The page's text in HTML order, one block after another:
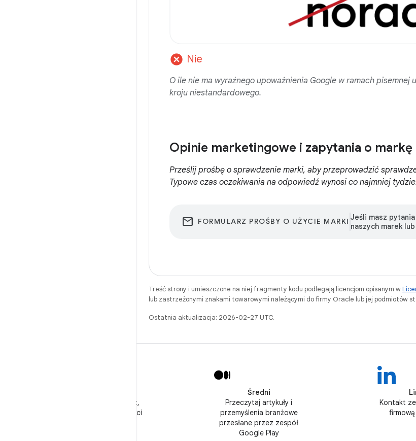
cancel Nie
O ile nie ma wyraźnego upoważnienia Google w ramach pisemnej
kroju niestandardowego.
Opinie marketingowe i zapytania o markę
Prześlij prośbę o sprawdzenie marki, aby przeprowadzić
Typowe czas oczekiwania na odpowiedź wynosi co najmniej
email FORMULARZ PROŚBY O UŻYCIE MARKI Jeśli masz
naszych marek
Treść strony i umieszczone na niej fragmenty kodu podlegają licencjom opisanym w
lub zastrzeżonymi znakami towarowymi należącymi do firmy Oracle lub jej podmiotów
Ostatnia aktualizacja: 2026-02-27 UTC.
Obserwuj @GooglePlayBiz,
aby otrzymywać wiadomości
Średni
Przeczytaj artykuły i
przemyślenia branżowe
przesłane przez zespół
Google Play
Kontakt